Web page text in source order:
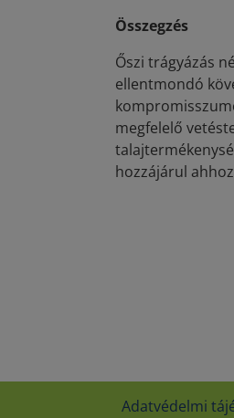
Összegzés
Őszi trágyázás
ellentmondó
megfelelő
hozzájárul
Adatvédelmi